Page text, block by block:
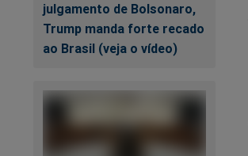
julgamento de Bolsonaro,
Trump manda forte recado
ao Brasil (veja o vídeo)